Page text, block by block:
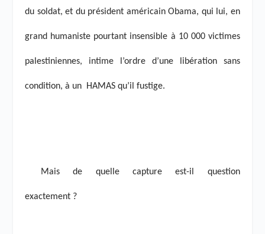
du soldat, et du président américain Obama, qui lui, en
grand humaniste pourtant insensible à 10 000 victimes
palestiniennes, intime l’ordre d’une libération sans
condition, à un HAMAS qu’il fustige.
Mais de quelle capture est-il question
exactement ?